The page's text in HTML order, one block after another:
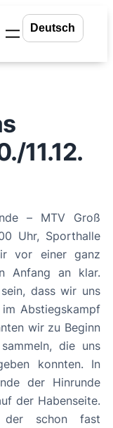
11.12.
Anfang an klar.
dass wir uns
Abstiegskampf
wir zu Beginn
die uns
konnten. In
der Hinrunde
der Habenseite.
der schon fast